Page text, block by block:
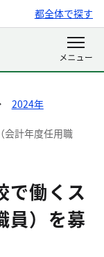
都全体で探す
2024年
会計年度任用職
で働くス
員）を募